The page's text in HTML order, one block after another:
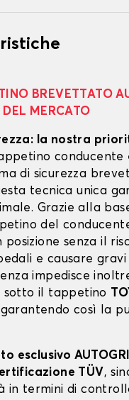
BREVETTATO
DEL MERCATO
la nostra
conducente
di sicurezza
tecnica unica
Grazie alla
del
senza il
e causare gravi
impedisce
sotto il tappetino
così la
esclusivo
TÜV,
in termini di